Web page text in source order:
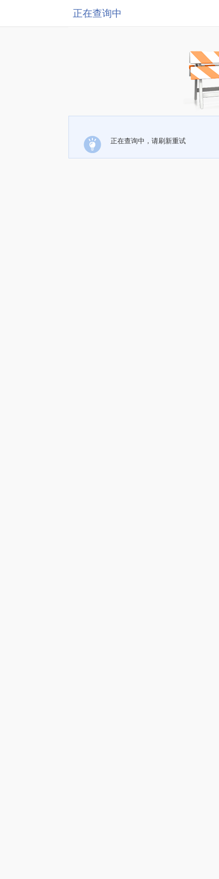
正在查询中
正在查询中，请刷新重试